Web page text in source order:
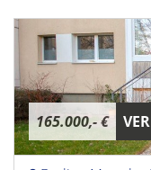
165.000,- €